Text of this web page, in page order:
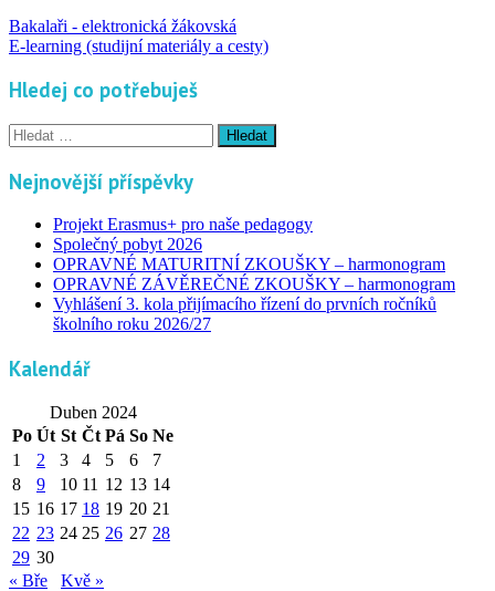
Bakalaři - elektronická žákovská
E-learning (studijní materiály a cesty)
Hledej co potřebuješ
Vyhledávání
Nejnovější příspěvky
Projekt Erasmus+ pro naše pedagogy
Společný pobyt 2026
OPRAVNÉ MATURITNÍ ZKOUŠKY – harmonogram
OPRAVNÉ ZÁVĚREČNÉ ZKOUŠKY – harmonogram
Vyhlášení 3. kola přijímacího řízení do prvních ročníků
školního roku 2026/27
Kalendář
Duben 2024
Po Út St Čt Pá So Ne
1
2 3 4 5 6
7
8
9 10 11 12 13 14
15 16 17 18 19 20 21
22 23 24 25 26 27 28
29 30
« Bře
Kvě »